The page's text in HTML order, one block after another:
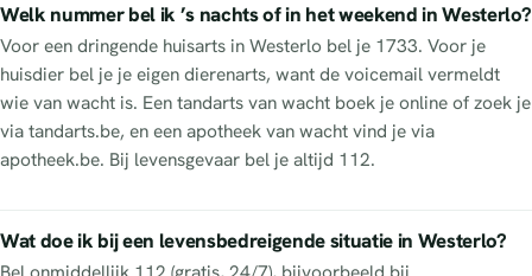
Welk nummer bel ik ’s nachts of in het weekend in Westerlo?
Voor een dringende huisarts in Westerlo bel je 1733. Voor je
huisdier bel je je eigen dierenarts, want de voicemail vermeldt
wie van wacht is. Een tandarts van wacht boek je online of zoek je
via tandarts.be, en een apotheek van wacht vind je via
apotheek.be. Bij levensgevaar bel je altijd 112.
Wat doe ik bij een levensbedreigende situatie in Westerlo?